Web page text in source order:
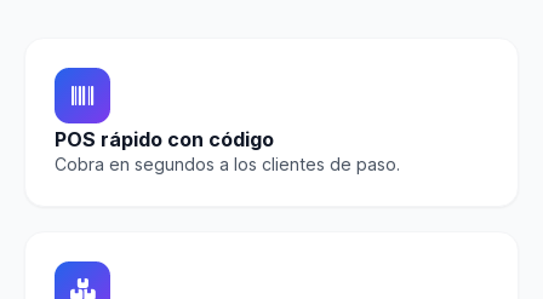
POS rápido con código
Cobra en segundos a los clientes de paso.